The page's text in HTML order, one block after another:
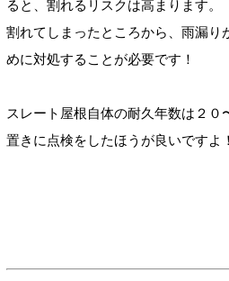
ると、割れるリスクは高まります。
割れてしまったところから、雨漏り
めに対処することが必要です！
スレート屋根自体の耐久年数は２０
置きに点検をしたほうが良いですよ！